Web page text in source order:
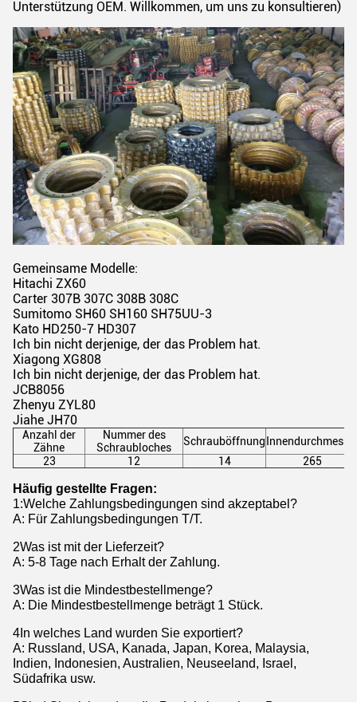
Unterstützung OEM. Willkommen, um uns zu konsultieren)
Gemeinsame Modelle:
Hitachi ZX60
Carter 307B 307C 308B 308C
Sumitomo SH60 SH160 SH75UU-3
Kato HD250-7 HD307
Ich bin nicht derjenige, der das Problem hat.
Xiagong XG808
Ich bin nicht derjenige, der das Problem hat.
JCB8056
Zhenyu ZYL80
Jiahe JH70
Anzahl der
Zähne
Nummer des
Schraubloches
Schrauböffnung
23
12 14 265
Häufig gestellte Fragen:
1:Welche Zahlungsbedingungen sind akzeptabel?
A: Für Zahlungsbedingungen T/T.
2Was ist mit der Lieferzeit?
A: 5-8 Tage nach Erhalt der Zahlung.
3Was ist die Mindestbestellmenge?
A: Die Mindestbestellmenge beträgt 1 Stück.
4In welches Land wurden Sie exportiert?
A: Russland, USA, Kanada, Japan, Korea, Malaysia,
Indien, Indonesien, Australien, Neuseeland, Israel,
Südafrika usw.